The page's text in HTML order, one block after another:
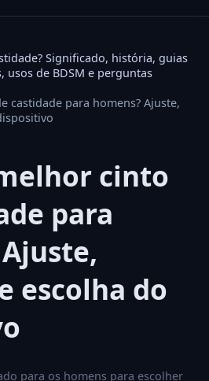
Significado, história, guias
usos de BDSM e perguntas
castidade para homens? Ajuste,
cinto
para
escolha do
para os homens para escolher